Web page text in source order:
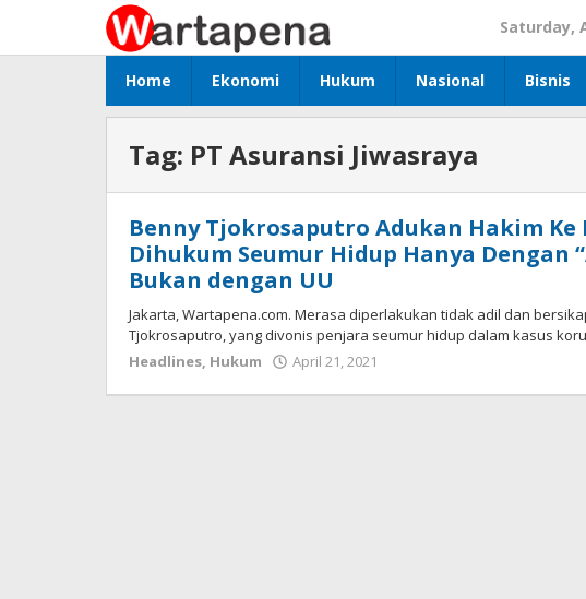
content
Saturday,
Home Ekonomi Hukum Nasional Bisnis
Tag: PT Asuransi Jiwasraya
Benny Tjokrosaputro Adukan Hakim Ke
Dihukum Seumur Hidup Hanya Dengan
Bukan dengan UU
Jakarta, Wartapena.com. Merasa diperlakukan tidak adil dan
Tjokrosaputro, yang divonis penjara seumur hidup dalam kasus
Headlines, Hukum April 21, 2021